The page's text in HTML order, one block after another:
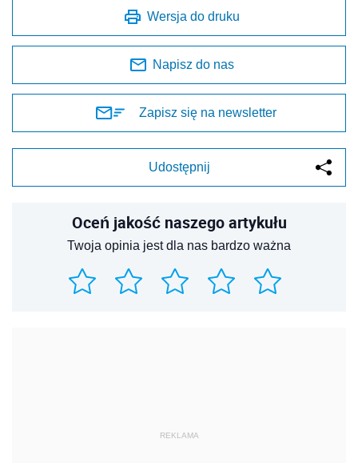
Wersja do druku
Napisz do nas
Zapisz się na newsletter
Udostępnij
Oceń jakość naszego artykułu
Twoja opinia jest dla nas bardzo ważna
REKLAMA